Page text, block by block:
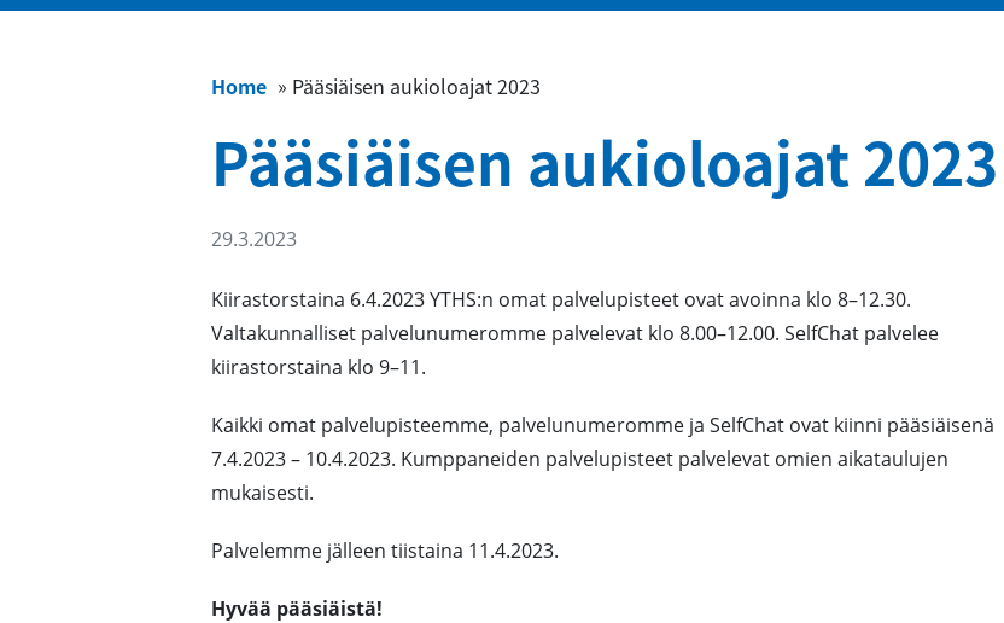
Home » Pääsiäisen aukioloajat 2023
Pääsiäisen aukioloajat 2023
29.3.2023
Kiirastorstaina 6.4.2023 YTHS:n omat palvelupisteet ovat avoinna klo 8–12.30.
Valtakunnalliset palvelunumeromme palvelevat klo 8.00–12.00. SelfChat palvelee
kiirastorstaina klo 9–11.
Kaikki omat palvelupisteemme, palvelunumeromme ja SelfChat ovat kiinni pääsiäisenä
7.4.2023 – 10.4.2023. Kumppaneiden palvelupisteet palvelevat omien aikataulujen
mukaisesti.
Palvelemme jälleen tiistaina 11.4.2023.
Hyvää pääsiäistä!